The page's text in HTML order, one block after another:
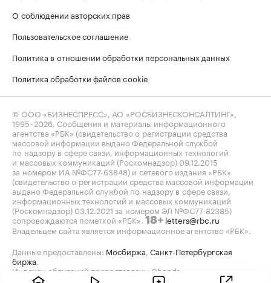
О соблюдении авторских прав
Пользовательское соглашение
Политика в отношении обработки персональных данных
Политика обработки файлов cookie
© ООО «БИЗНЕСПРЕСС», АО «РОСБИЗНЕСКОНСАЛТИНГ»,
1995–2026 . Сообщения и материалы информационного
агентства «РБК» (свидетельство о регистрации средства
массовой информации выдано Федеральной службой
по надзору в сфере связи, информационных технологий
и массовых коммуникаций (Роскомнадзор) 09.12.2015
за номером ИА №ФС77-63848) и сетевого издания «РБК»
(свидетельство о регистрации средства массовой информации
выдано Федеральной службой по надзору в сфере связи,
информационных технологий и массовых коммуникаций
(Роскомнадзор) 03.12.2021 за номером ЭЛ №ФС77-82385)
сопровождаются пометкой «РБК». 18+ letters@rbc.ru
Владельцем сайта является информационное агентство «РБК».
Данные предоставлены: Мосбиржа Санкт-Петербургская
биржа
Индексы облигаций предоставлены Cbonds.